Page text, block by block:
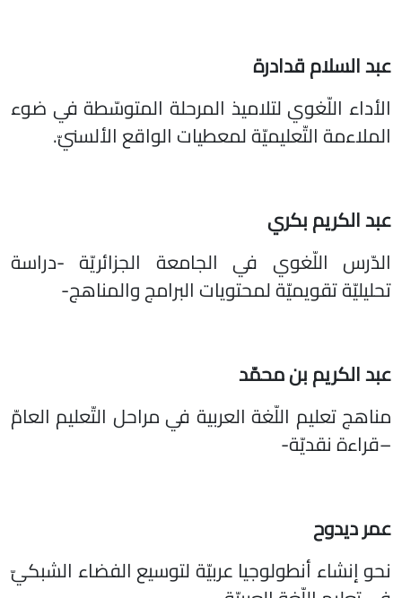
عبد السلام قدادرة
الأداء اللّغوي لتلاميذ المرحلة المتوسّطة في ضوء
الملاءمة التّعليميّة لمعطيات الواقع الألسنيّ.
عبد الكريم بكري
الدّرس اللّغوي في الجامعة الجزائريّة -دراسة
تحليليّة تقويميّة لمحتويات البرامج والمناهج-
عبد الكريم بن محمّد
مناهج تعليم اللّغة العربية في مراحل التّعليم العامّ
–قراءة نقديّة-
عمر ديدوح
نحو إنشاء أنطولوجيا عربيّة لتوسيع الفضاء الشبكيّ